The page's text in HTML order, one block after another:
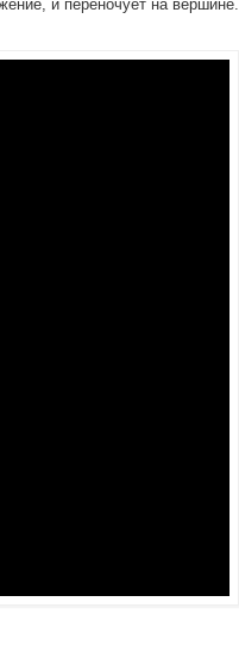
и переночует на вершине.